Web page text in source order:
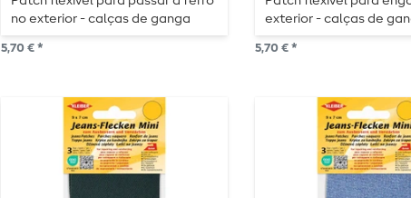
no exterior - calças de ganga
5,70 € *
exterior - calças de
escuro
5,70 € *